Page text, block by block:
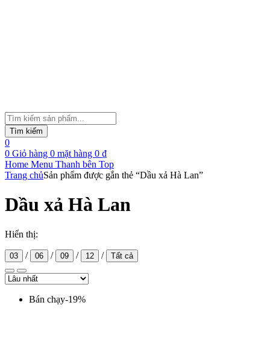
Tìm
kiếm
sản
phẩm
Tìm kiếm
0
0 Giỏ hàng 0 mặt hàng 0 ₫
Home Menu Thanh bên Top
Trang chủSản phẩm được gắn thẻ “Dầu xả Hà Lan”
Dầu xả Hà Lan
Hiển thị:
03 / 06 / 09 / 12 / Tất cả
Bán chạy-19%